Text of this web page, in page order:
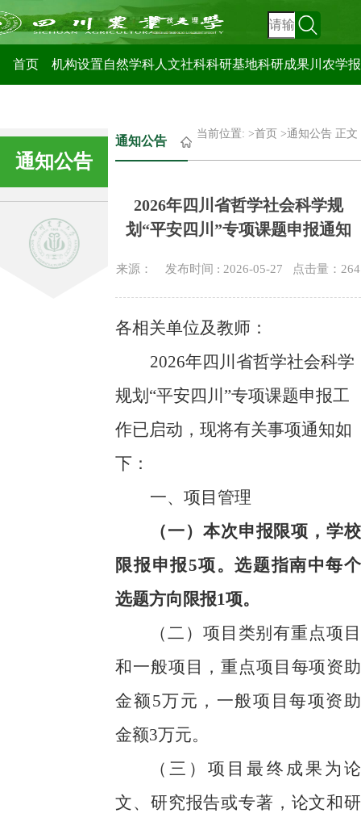
科技管理处
首页 机构设置自然学科人文社科科研基地科研成果川农学报
通知公告
通知公告
当前位置: >首页 >通知公告 正文
2026年四川省哲学社会科学规
划“平安四川”专项课题申报通知
来源： 发布时间 : 2026-05-27 点击量：264
各相关单位及教师：
2026年四川省哲学社会科学
规划“平安四川”专项课题申报工
作已启动，现将有关事项通知如
下：
一、项目管理
（一）本次申报限项，学校
限报申报5项。选题指南中每个
选题方向限报1项。
（二） 项目类别有重点项目
和一般项目，重点项目每项资助
金额5万元，一般项目每项资助
金额3万元。
（三）项目最终成果为论
文、研究报告或专著，论文和研